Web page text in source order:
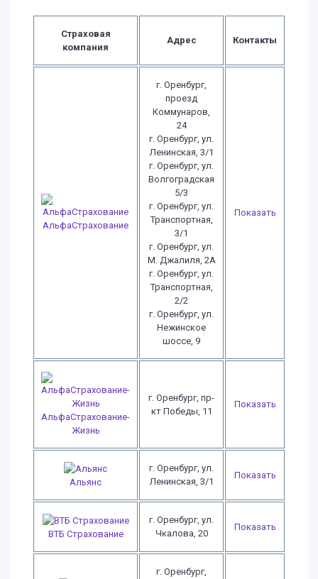
Страховая
компания
Адрес Контакты
АльфаСтрахование
г. Оренбург,
проезд
Коммунаров,
24
г. Оренбург, ул.
Ленинская, 3/1
г. Оренбург, ул.
Волгоградская
5/3
г. Оренбург, ул.
Транспортная,
3/1
г. Оренбург, ул.
М. Джалиля, 2А
г. Оренбург, ул.
Транспортная,
2/2
г. Оренбург, ул.
Нежинское
шоссе, 9
Показать
АльфаСтрахование-
Жизнь
г. Оренбург, пр-
кт Победы, 11
Показать
Альянс
г. Оренбург, ул.
Ленинская, 3/1
Показать
ВТБ Страхование
г. Оренбург, ул.
Чкалова, 20
Показать
г. Оренбург,